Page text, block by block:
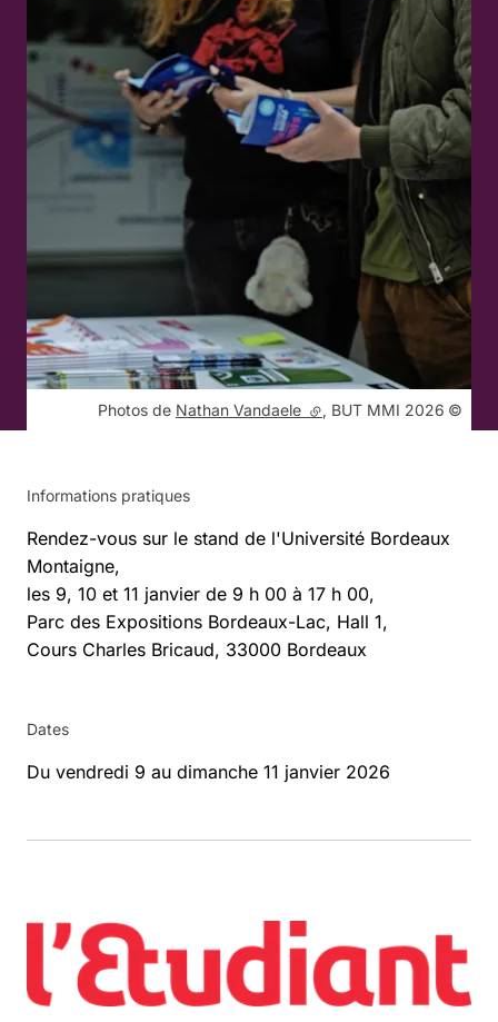
Droits réservés :
Photos de Nathan Vandaele (lien externe)
, BUT MMI 2026
Informations pratiques
Rendez-vous sur le stand de l'Université Bordeaux
Montaigne,
les 9, 10 et 11 janvier de 9 h 00 à 17 h 00,
Parc des Expositions Bordeaux-Lac, Hall 1,
Cours Charles Bricaud, 33000 Bordeaux
Dates
Du vendredi 9 au dimanche 11 janvier 2026
Agrandir